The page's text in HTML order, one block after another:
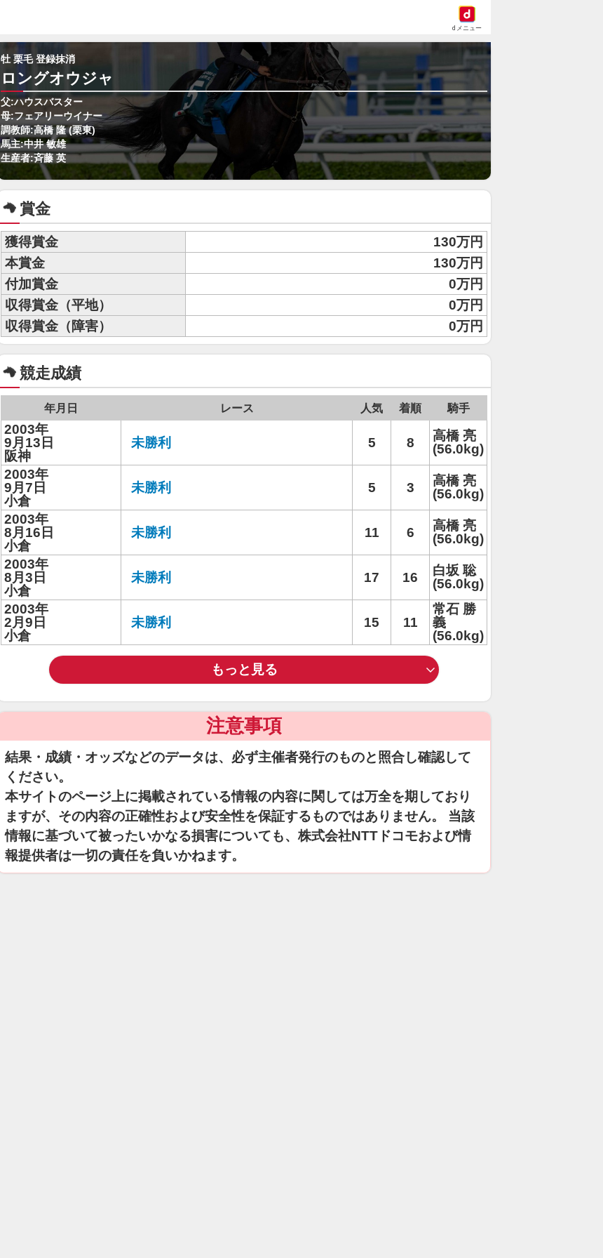
dメニュー
牡 栗毛 登録抹消
ロングオウジャ
父:ハウスバスター
母:フェアリーウイナー
調教師:高橋 隆 (栗東)
馬主:中井 敏雄
生産者:斉藤 英
賞金
獲得賞金
130万円
本賞金
130万円
付加賞金
0万円
収得賞金（平地）
0万円
収得賞金（障害）
0万円
競走成績
年月日 レース 人気 着順 騎手
2003年
9月13日
阪神
未勝利 5 8
高橋 亮
(56.0kg)
2003年
9月7日
小倉
未勝利 5 3
高橋 亮
(56.0kg)
2003年
8月16日
小倉
未勝利 11 6
高橋 亮
(56.0kg)
2003年
8月3日
小倉
未勝利 17 16
白坂 聡
(56.0kg)
2003年
2月9日
小倉
未勝利 15 11
常石 勝
義
(56.0kg)
もっと見る
注意事項
結果・成績・オッズなどのデータは、必ず主催者発行のものと照合し確認して
ください。
本サイトのページ上に掲載されている情報の内容に関しては万全を期しており
ますが、その内容の正確性および安全性を保証するものではありません。 当該
情報に基づいて被ったいかなる損害についても、株式会社NTTドコモおよび情
報提供者は一切の責任を負いかねます。